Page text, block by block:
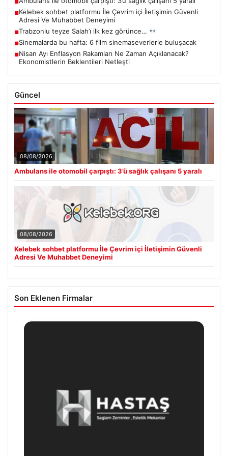
■
■Kelebek sohbet platformu İle Çevrim içi İletişimin Güvenli
Adresi Ve Muhabbet Deneyimi
■Trabzonlu teyze Salah’ı ilk kez görünce…
■Sinemalarda bu hafta: 6 film sinemaseverlerle buluşacak
■Nisan Ayı Enflasyon Rakamları Ne Zaman Açıklanacak?
Ekonomistlerin Beklentileri Netleşti
Güncel
08/08/2026
Ambulans ile otomobil çarpıştı: 3’ü sağlık çalışanı 5 yaralı
08/08/2026
Kelebek sohbet platformu İle Çevrim içi İletişimin Güvenli
Adresi Ve Muhabbet Deneyimi
Son Eklenen Firmalar